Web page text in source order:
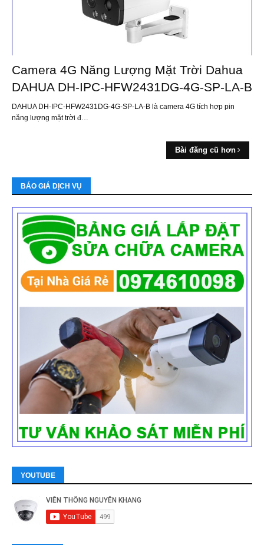
Camera 4G Năng Lượng Mặt Trời Dahua
DAHUA DH-IPC-HFW2431DG-4G-SP-LA-B
DAHUA DH-IPC-HFW2431DG-4G-SP-LA-B là camera 4G tích hợp pin
năng lượng mặt trời đ…
Bài đăng cũ hơn
BÁO GIÁ DỊCH VỤ
YOUTUBE